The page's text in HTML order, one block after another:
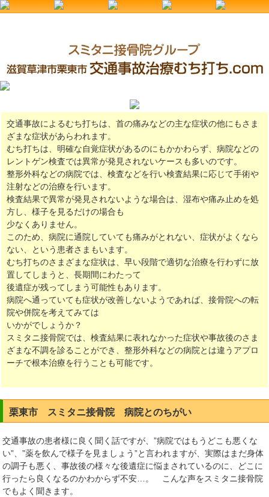
交通事故によるむち打ちは、首の痛みなどの主な症状の他にもさま
ざまな症状があらわれます。
むち打ちは、明確な自覚症状があるのにもかかわらず、病院などの
レントゲン検査では異常が発見されないケースも多いのです。
整形外科などの病院では、検査などを行い検査結果に応じて手術や
注射などの治療を行います。
検査結果で異常が発見されないような場合は、湿布や痛み止めを処
方し、様子を見るだけの場合も
少なくありません。
このため、病院に通院していても痛みがとれない、症状がよくなら
ない、という患者さまもいます。
むち打ちのさまざまな症状は、早い段階で適切な治療を行わずに放
置してしまうと、長期間にわたって
後遺症が残ってしまう可能性もあります。
病院へ通っていても症状が改善しないようであれば、接骨院への転
院や併院を考えてみては
いかがでしょうか？
スミタニ接骨院では、検査結果に表れなかった症状や事故後のさま
ざまな不調を診ることができ、整形外科などの病院とは違うアプロ
ーチで根本治療を行うことも可能です。
栗東市 スミタニ接骨院 病院とのちがい
交通事故の患者様に良く聞く話ですが、”病院ではもうどこも悪くな
い”、”薬を飲んで様子を見ましょう”と言われますが、実際はまだ身体
の調子も悪く、事故後の様々な後遺症に悩まされているのに、どこに
行ったら良くなるのかわからず不安…。 こんな声をスミタニ接骨院
でもよく聞きます。